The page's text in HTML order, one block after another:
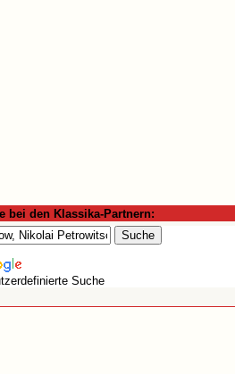
bei den Klassika-Partnern:
Suche